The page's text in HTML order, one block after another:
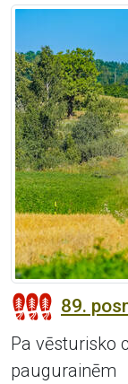
89.
Pa vēsturisko
paugurainēm